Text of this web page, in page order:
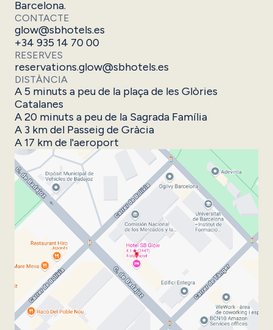
Barcelona.
CONTACTE
glow@sbhotels.es
+34 935 14 70 00
RESERVES
reservations.glow@sbhotels.es
DISTÀNCIA
A 5 minuts a peu de la plaça de les Glòries
Catalanes
A 20 minuts a peu de la Sagrada Família
A 3 km del Passeig de Gràcia
A 17 km de l'aeroport